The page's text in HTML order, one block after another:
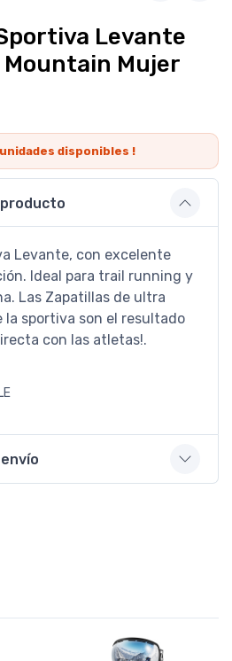
Levante
Mujer
disponibles !
Levante, con excelente
Ideal para trail running y
Las Zapatillas de ultra
la sportiva son el resultado
con las atletas!.